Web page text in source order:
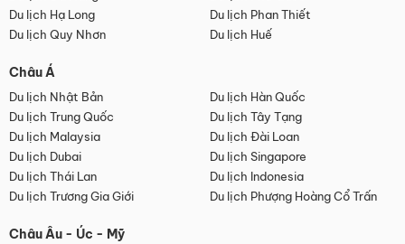
Du lịch Hạ Long
Du lịch Phan Thiết
Du lịch Quy Nhơn
Du lịch Huế
Châu Á
Du lịch Nhật Bản
Du lịch Hàn Quốc
Du lịch Trung Quốc
Du lịch Tây Tạng
Du lịch Malaysia
Du lịch Đài Loan
Du lịch Dubai
Du lịch Singapore
Du lịch Thái Lan
Du lịch Indonesia
Du lịch Trương Gia Giới
Du lịch Phượng Hoàng Cổ Trấn
Châu Âu - Úc - Mỹ